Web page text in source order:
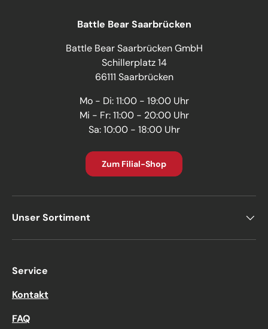
Battle Bear Saarbrücken
Battle Bear Saarbrücken GmbH
Schillerplatz 14
66111 Saarbrücken
Mo - Di: 11:00 - 19:00 Uhr
Mi - Fr: 11:00 - 20:00 Uhr
Sa: 10:00 - 18:00 Uhr
Zum Filial-Shop
Unser Sortiment
Service
Kontakt
FAQ